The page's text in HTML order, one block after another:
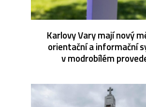
Karlovy Vary mají nový
orientační a informační
v modrobílém